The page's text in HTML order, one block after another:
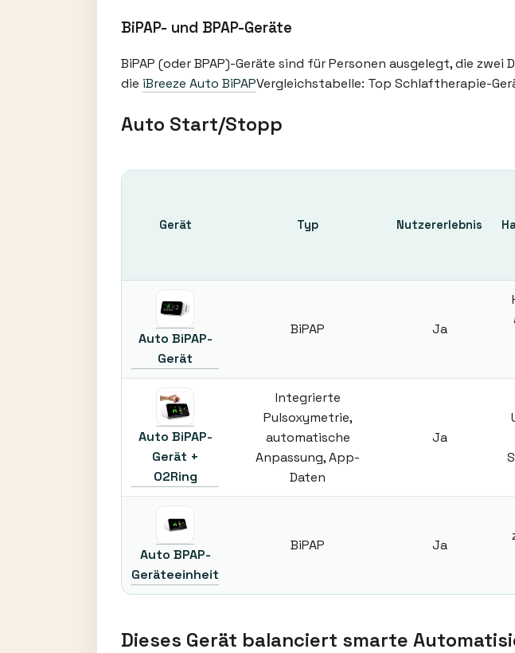
BiPAP- und BPAP-Geräte
BiPAP (oder BPAP)-Geräte sind für Personen ausgelegt, die
die iBreeze Auto BiPAPVergleichstabelle: Top Schlaftherapie-
Auto Start/Stopp
Gerät Typ Nutzererlebnis
Auto BiPAP-
Gerät
BiPAP Ja
Auto BiPAP-
Gerät +
O2Ring
Integrierte
Pulsoxymetrie,
automatische
Anpassung, App-
Daten
Ja
Auto BPAP-
Geräteeinheit
BiPAP Ja
Dieses Gerät balanciert smarte